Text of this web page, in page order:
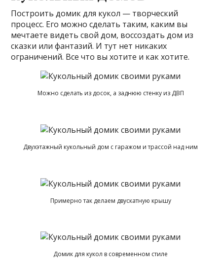
Построить домик для кукол — творческий
процесс. Его можно сделать таким, каким вы
мечтаете видеть свой дом, воссоздать дом из
сказки или фантазий. И тут нет никаких
ограничений. Все что вы хотите и как хотите.
Можно сделать из досок, а заднюю стенку из ДВП
Двухэтажный кукольный дом с гаражом и трассой над ним
Примерно так делаем двускатную крышу
Домик для кукол в современном стиле